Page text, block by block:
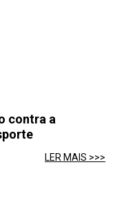
contra a
LER MAIS >>>